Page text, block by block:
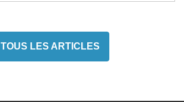
TOUS LES ARTICLES